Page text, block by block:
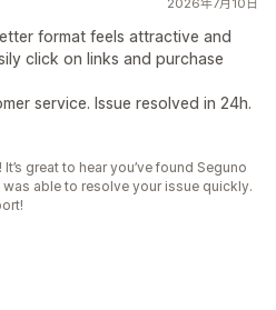
2026年7月10日
format feels attractive and
click on links and purchase
service. Issue resolved in 24h.
great to hear you’ve found Seguno
able to resolve your issue quickly.